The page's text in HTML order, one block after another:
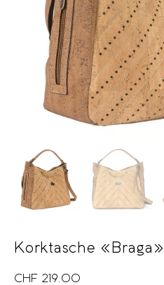
Korktasche «Braga»
CHF 219.00